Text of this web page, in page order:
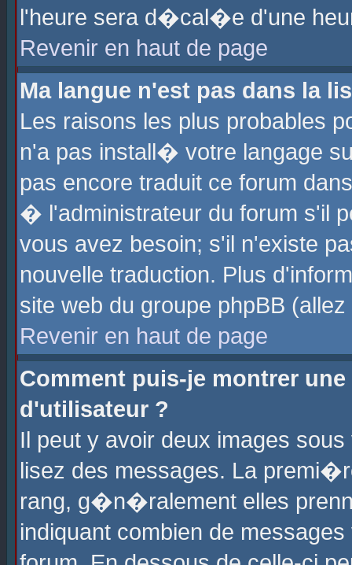
l'heure sera d�cal�e d'une
Revenir en haut de page
Ma langue n'est pas dans la
Les raisons les plus probables
n'a pas install� votre langage
pas encore traduit ce forum
� l'administrateur du forum s'il
vous avez besoin; s'il n'existe
nouvelle traduction. Plus
site web du groupe phpBB
Revenir en haut de page
Comment puis-je montrer
d'utilisateur ?
Il peut y avoir deux images
lisez des messages. La
rang, g�n�ralement elles
indiquant combien de